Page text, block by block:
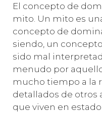
El concepto de
mito. Un mito es
concepto de
siendo, un
sido mal
menudo por
mucho tiempo a la
detallados de otros
que viven en estado